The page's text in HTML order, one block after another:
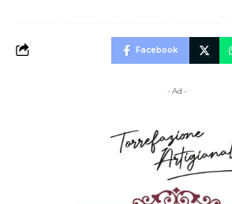
Facebook
- Ad -